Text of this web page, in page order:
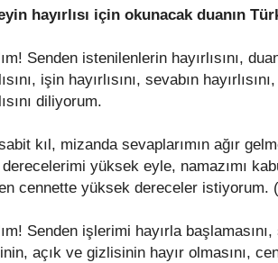
hayırlısı için okunacak duanın
Senden istenilenlerin hayırlısını,
işin hayırlısını, sevabın
diliyorum.
kıl, mizanda sevaplarımın ağır
yüksek eyle, namazımı
cennette yüksek dereceler istiyorum.
Senden işlerimi hayırla başlamasını,
açık ve gizlisinin hayır olmasını,